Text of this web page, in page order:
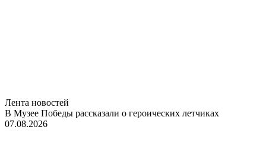
Лента новостей
В Музее Победы рассказали о героических летчиках
07.08.2026